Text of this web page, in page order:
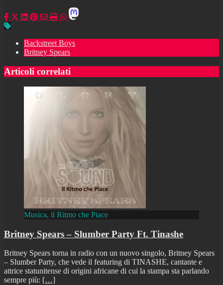
Backstreet Boys
Britney Spears
Articoli correlati
Musica, il Ritmo che Piace
Britney Spears – Slumber Party Ft. Tinashe
Britney Spears torna in radio con un nuovo singolo, Britney Spears
– Slumber Party, che vede il featuring di TINASHE, cantante e
attrice statunitense di origini africane di cui la stampa sta parlando
sempre più: […]